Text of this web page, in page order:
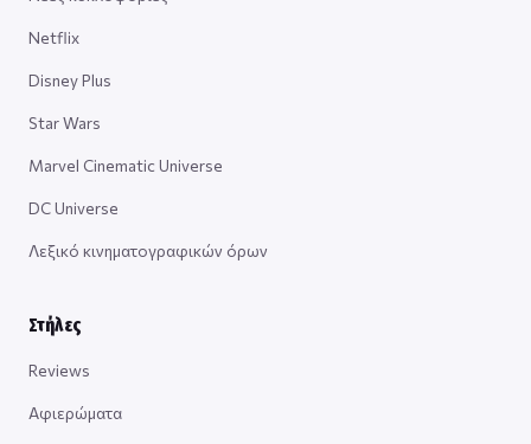
Netflix
Disney Plus
Star Wars
Marvel Cinematic Universe
DC Universe
Λεξικό κινηματογραφικών όρων
Στήλες
Reviews
Αφιερώματα